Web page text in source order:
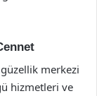
merkezi
hizmetleri ve